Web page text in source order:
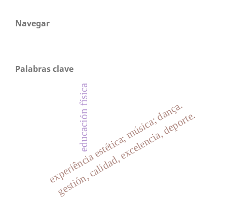
Navegar
Palabras clave
educación física
gestión, calidad, excelencia, deporte.
experiência estética; música; dança.